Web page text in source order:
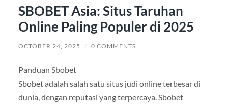
SBOBET Asia: Situs Taruhan
Online Paling Populer di 2025
OCTOBER 24, 2025 / 0 COMMENTS
Panduan Sbobet
Sbobet adalah salah satu situs judi online terbesar di
dunia, dengan reputasi yang terpercaya. Sbobet